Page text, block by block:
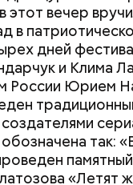
этот вечер
в
дней
и Клима
России Юрием
так:
«Летят